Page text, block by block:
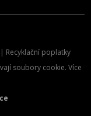
Recyklační poplatky
soubory cookie. Více